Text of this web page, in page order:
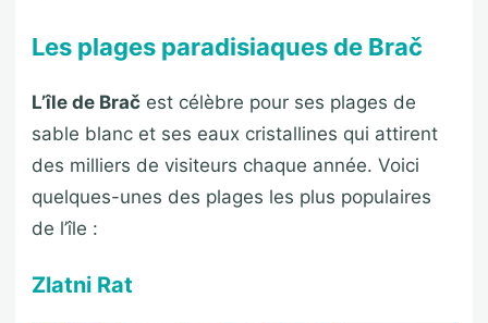
Les plages paradisiaques de Brač
L’île de Brač est célèbre pour ses plages de
sable blanc et ses eaux cristallines qui attirent
des milliers de visiteurs chaque année. Voici
quelques-unes des plages les plus populaires
de l’île :
Zlatni Rat